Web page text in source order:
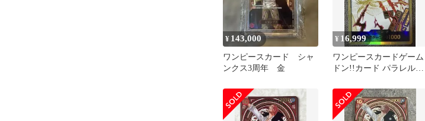
¥ 143,000
ワンピースカード シャ
ンクス3周年 金
¥ 16,999
ワンピースカードゲーム
ドン!!カード パラレル